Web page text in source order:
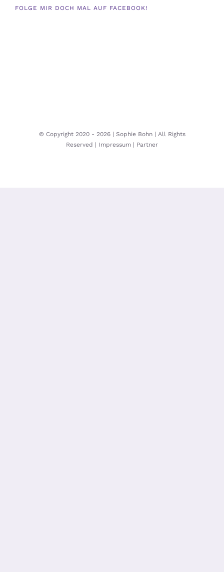
FOLGE MIR DOCH MAL AUF FACEBOOK!
© Copyright 2020 - 2026 | Sophie Bohn | All Rights
Reserved | Impressum | Partner